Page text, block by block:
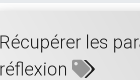
Récupérer les
réflexion